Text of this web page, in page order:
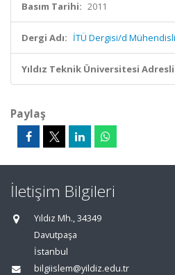
Basım Tarihi: 2011
Dergi Adı: İTÜ Dergisi/d
Yıldız Teknik Üniversitesi
Paylaş
İletişim Bilgileri
Yıldız Mh., 34349
Davutpaşa
İstanbul
bilgiislem@yildiz.edu.tr